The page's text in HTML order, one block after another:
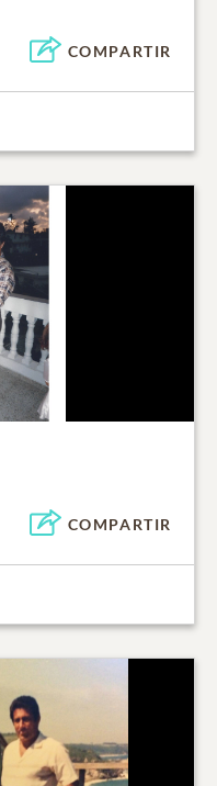
COMPARTIR
COMPARTIR